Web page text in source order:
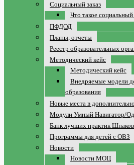
Социальный заказ
Что такое
ПФДОД
Планы, отчеты
Реестр образовательных
Методический кейс
Методический кейс
Внедряемые модели
образования
Новые места в
Модули Умный Навигатор/
Банк лучших практик
Программы для детей с ОВЗ
Новости
Новости МОЦ